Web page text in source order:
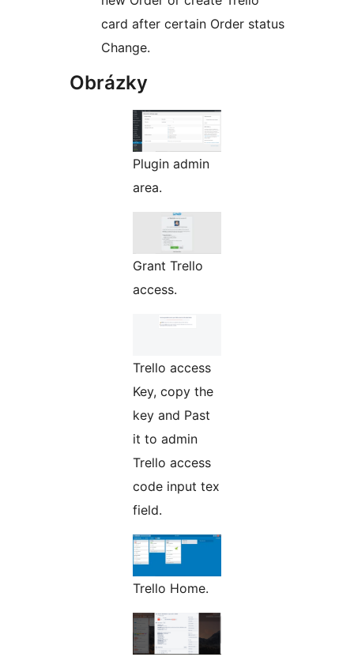
card after certain Order status
Change.
Obrázky
Plugin admin
area.
Grant Trello
access.
Trello access
Key, copy the
key and Past
it to admin
Trello access
code input tex
field.
Trello Home.